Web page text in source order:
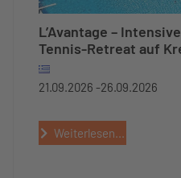
L’Avantage –
Tennis-Retreat auf
21.09.2026 -26.09.2026
Weiterlesen...